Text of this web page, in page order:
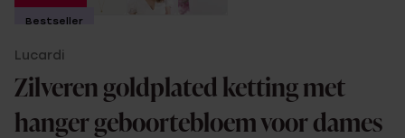
Bestseller
Lucardi
Zilveren goldplated ketting met
hanger geboortebloem voor dames